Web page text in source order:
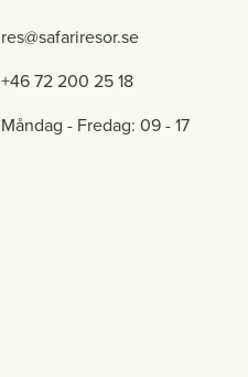
res@safariresor.se
+46 72 200 25 18
Måndag - Fredag: 09 - 17